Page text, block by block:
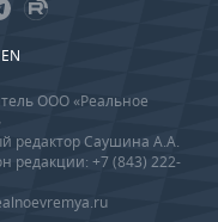
EN
ООО «Реальное
редактор Саушина А.А.
редакции: +7 (843) 222-